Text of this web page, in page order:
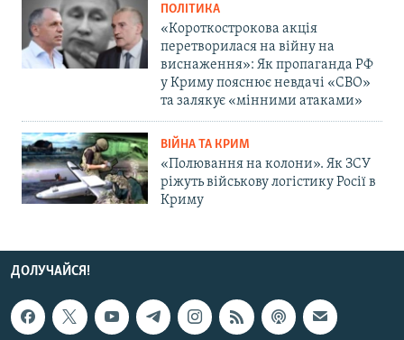
ПОЛІТИКА
«Короткострокова акція
перетворилася на війну на
виснаження»: Як пропаганда РФ
у Криму пояснює невдачі «СВО»
та залякує «мінними атаками»
ВІЙНА ТА КРИМ
«Полювання на колони». Як ЗСУ
ріжуть військову логістику Росії в
Криму
ДОЛУЧАЙСЯ!